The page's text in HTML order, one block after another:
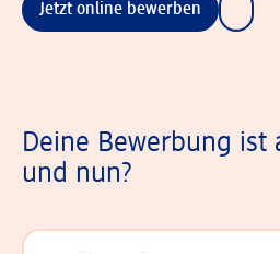
Jetzt online bewerben
Deine Bewerbung ist
und nun?